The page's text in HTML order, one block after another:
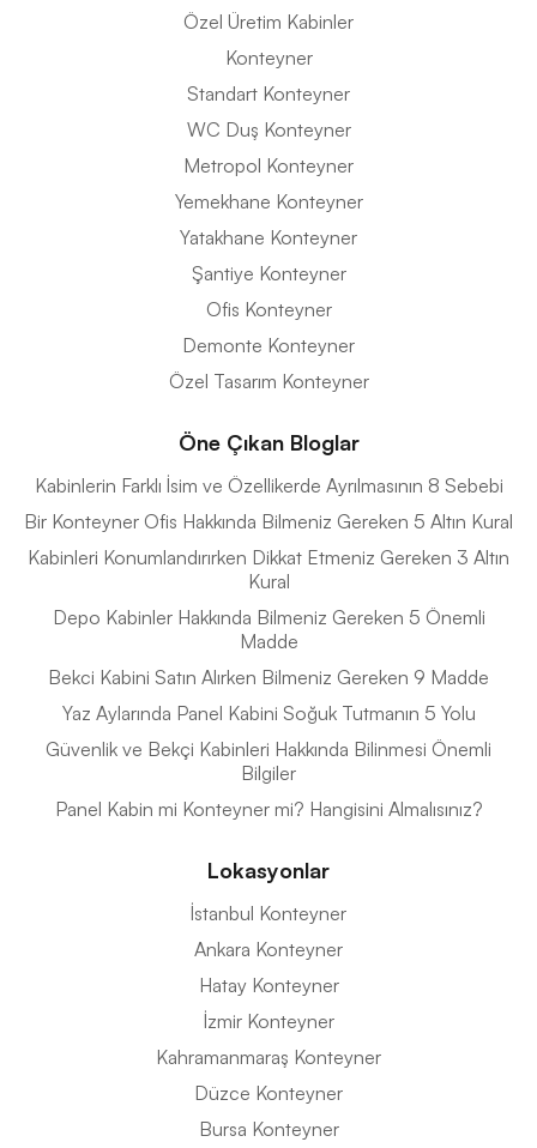
Özel Üretim Kabinler
Konteyner
Standart Konteyner
WC Duş Konteyner
Metropol Konteyner
Yemekhane Konteyner
Yatakhane Konteyner
Şantiye Konteyner
Ofis Konteyner
Demonte Konteyner
Özel Tasarım Konteyner
Öne Çıkan Bloglar
Kabinlerin Farklı İsim ve Özellikerde Ayrılmasının 8 Sebebi
Bir Konteyner Ofis Hakkında Bilmeniz Gereken 5 Altın Kural
Kabinleri Konumlandırırken Dikkat Etmeniz Gereken 3 Altın
Kural
Depo Kabinler Hakkında Bilmeniz Gereken 5 Önemli
Madde
Bekci Kabini Satın Alırken Bilmeniz Gereken 9 Madde
Yaz Aylarında Panel Kabini Soğuk Tutmanın 5 Yolu
Güvenlik ve Bekçi Kabinleri Hakkında Bilinmesi Önemli
Bilgiler
Panel Kabin mi Konteyner mi? Hangisini Almalısınız?
Lokasyonlar
İstanbul Konteyner
Ankara Konteyner
Hatay Konteyner
İzmir Konteyner
Kahramanmaraş Konteyner
Düzce Konteyner
Bursa Konteyner